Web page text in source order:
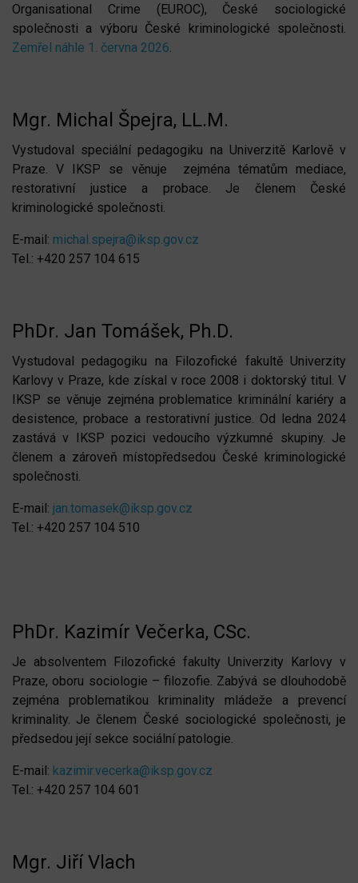
Organisational Crime (EUROC), České sociologické
společnosti a výboru České kriminologické společnosti.
Zemřel náhle 1. června 2026.
Mgr. Michal Špejra, LL.M.
Vystudoval speciální pedagogiku na Univerzitě Karlově v
Praze. V IKSP se věnuje zejména tématům mediace,
restorativní justice a probace. Je členem České
kriminologické společnosti.
E-mail: michal.spejra@iksp.gov.cz
Tel.: +420 257 104 615
PhDr. Jan Tomášek, Ph.D.
Vystudoval pedagogiku na Filozofické fakultě Univerzity
Karlovy v Praze, kde získal v roce 2008 i doktorský titul. V
IKSP se věnuje zejména problematice kriminální kariéry a
desistence, probace a restorativní justice. Od ledna 2024
zastává v IKSP pozici vedoucího výzkumné skupiny. Je
členem a zároveň místopředsedou České kriminologické
společnosti.
E-mail: jan.tomasek@iksp.gov.cz
Tel.: +420 257 104 510
PhDr. Kazimír Večerka, CSc.
Je absolventem Filozofické fakulty Univerzity Karlovy v
Praze, oboru sociologie – filozofie. Zabývá se dlouhodobě
zejména problematikou kriminality mládeže a prevencí
kriminality. Je členem České sociologické společnosti, je
předsedou její sekce sociální patologie.
E-mail: kazimir.vecerka@iksp.gov.cz
Tel.: +420 257 104 601
Mgr. Jiří Vlach